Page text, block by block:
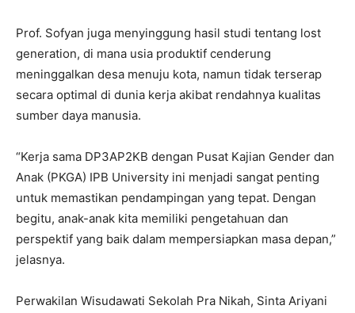
Prof. Sofyan juga menyinggung hasil studi tentang lost
generation, di mana usia produktif cenderung
meninggalkan desa menuju kota, namun tidak terserap
secara optimal di dunia kerja akibat rendahnya kualitas
sumber daya manusia.
“Kerja sama DP3AP2KB dengan Pusat Kajian Gender dan
Anak (PKGA) IPB University ini menjadi sangat penting
untuk memastikan pendampingan yang tepat. Dengan
begitu, anak-anak kita memiliki pengetahuan dan
perspektif yang baik dalam mempersiapkan masa depan,”
jelasnya.
Perwakilan Wisudawati Sekolah Pra Nikah, Sinta Ariyani